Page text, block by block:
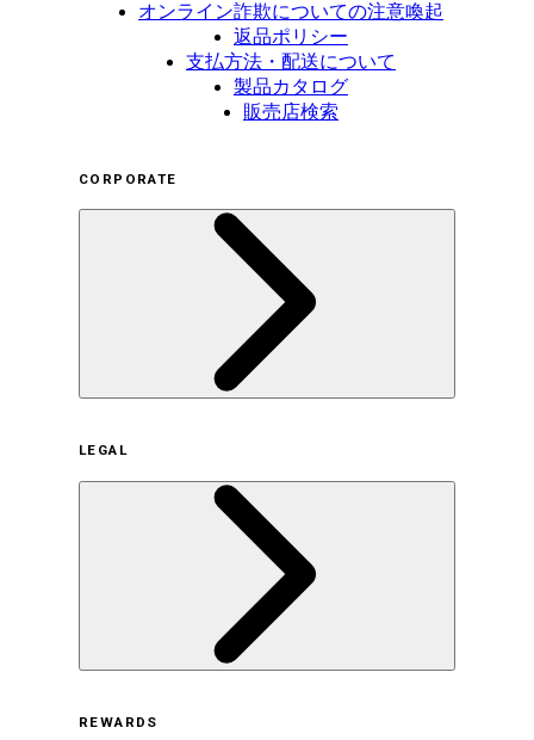
オンライン詐欺についての注意喚起
返品ポリシー
支払方法・配送について
製品カタログ
販売店検索
CORPORATE
サステナビリティの取り組み（日本）
サステナビリティの取り組み（米国/英語）
ヒストリー
採用情報
LEGAL
REWARDS